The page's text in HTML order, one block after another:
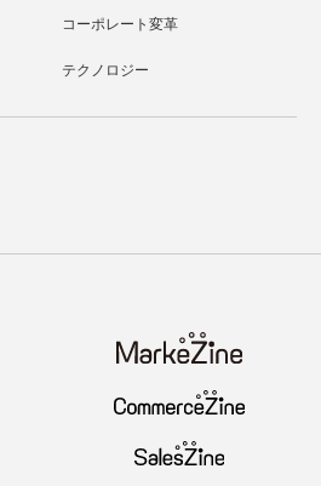
コーポレート変革
テクノロジー